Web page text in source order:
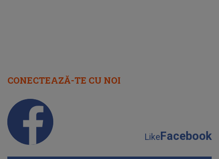
CONECTEAZĂ-TE CU NOI
LikeFacebook